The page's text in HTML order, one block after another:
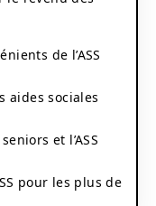
de l’ASS
aides sociales
et l’ASS
pour les plus de